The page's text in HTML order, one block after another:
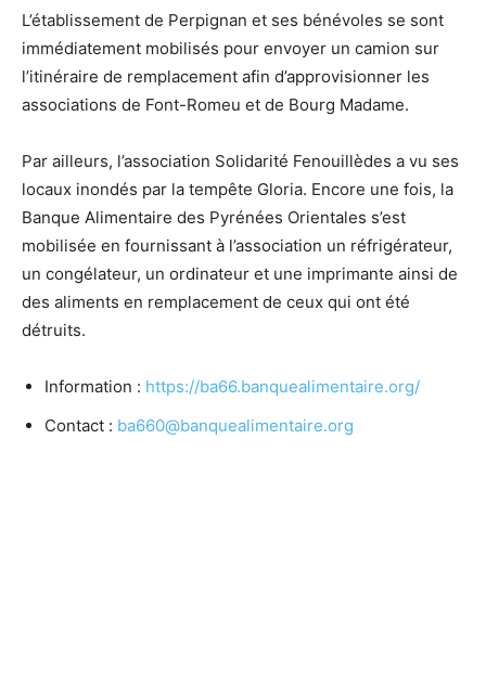
L’établissement de Perpignan et ses bénévoles se sont
immédiatement mobilisés pour envoyer un camion sur
l’itinéraire de remplacement afin d’approvisionner les
associations de Font-Romeu et de Bourg Madame.
Par ailleurs, l’association Solidarité Fenouillèdes a vu ses
locaux inondés par la tempête Gloria. Encore une fois, la
Banque Alimentaire des Pyrénées Orientales s’est
mobilisée en fournissant à l’association un réfrigérateur,
un congélateur, un ordinateur et une imprimante ainsi de
des aliments en remplacement de ceux qui ont été
détruits.
Information : https://ba66.banquealimentaire.org/
Contact : ba660@banquealimentaire.org